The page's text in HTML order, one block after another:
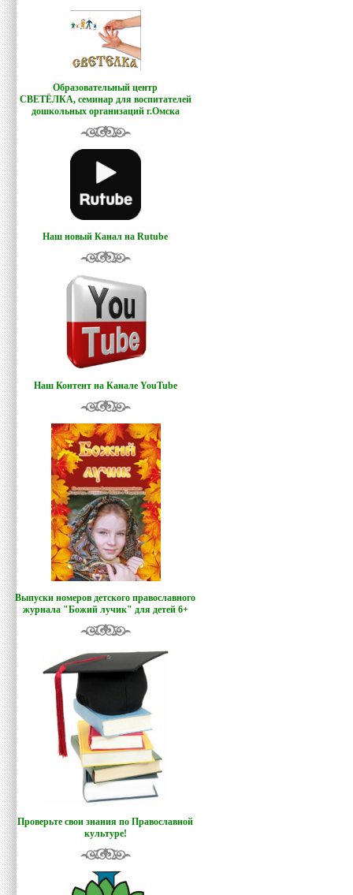
Образовательный центр
СВЕТЁЛКА, семинар для воспитателей
дошкольных организаций г.Омска
Наш новый Канал на Rutube
Наш Контент на Канале YouTube
Выпуски номеров детского православного
журнала "Божий лучик" для детей 6+
Проверьте свои знания по Православной
культуре!